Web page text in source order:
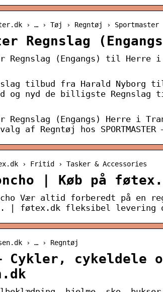
› … › Tøj › Regntøj › Sportmaster
Regnslag
Regnslag (Engangs) til
tilbud fra Harald Nyborg
og nyd de billigste
Regnslag (Engangs) Herre i
af Regntøj hos
› Fritid › Tasker & Accessories
| Køb på
Vær altid forberedt på en
føtex.dk fleksibel levering
› … › Regntøj
Cykler, cykeldele